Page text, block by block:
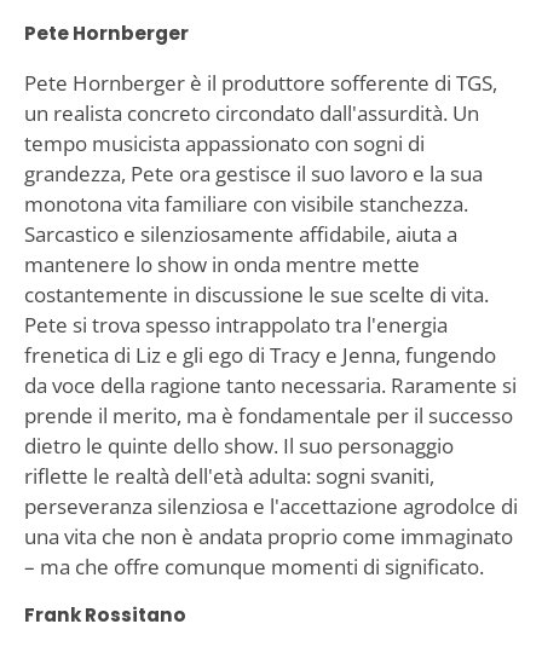
Pete Hornberger
Pete Hornberger è il produttore sofferente di TGS,
un realista concreto circondato dall'assurdità. Un
tempo musicista appassionato con sogni di
grandezza, Pete ora gestisce il suo lavoro e la sua
monotona vita familiare con visibile stanchezza.
Sarcastico e silenziosamente affidabile, aiuta a
mantenere lo show in onda mentre mette
costantemente in discussione le sue scelte di vita.
Pete si trova spesso intrappolato tra l'energia
frenetica di Liz e gli ego di Tracy e Jenna, fungendo
da voce della ragione tanto necessaria. Raramente si
prende il merito, ma è fondamentale per il successo
dietro le quinte dello show. Il suo personaggio
riflette le realtà dell'età adulta: sogni svaniti,
perseveranza silenziosa e l'accettazione agrodolce di
una vita che non è andata proprio come immaginato
– ma che offre comunque momenti di significato.
Frank Rossitano